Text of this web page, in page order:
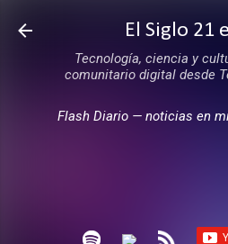
Ir al contenido
El Siglo 21
Tecnología, ciencia y
comunitario digital desde
Flash Diario — noticias en